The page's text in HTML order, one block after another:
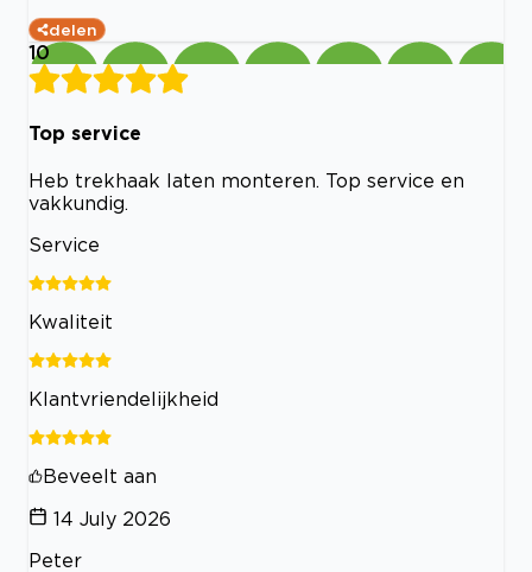
delen
10
Top service
Heb trekhaak laten monteren. Top service en
vakkundig.
Service
Kwaliteit
Klantvriendelijkheid
Beveelt aan
14 July 2026
Peter